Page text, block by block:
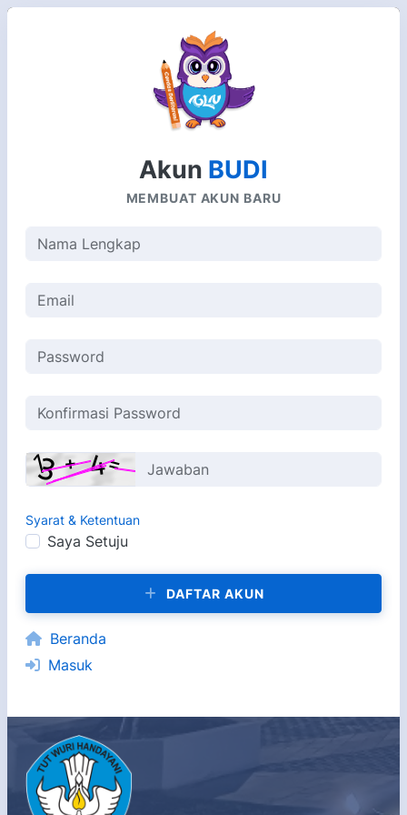
Akun BUDI
MEMBUAT AKUN BARU
Syarat & Ketentuan
Saya Setuju
DAFTAR AKUN
Beranda
Masuk